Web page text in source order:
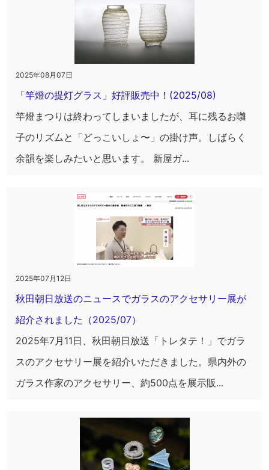
2025年08月07日
「竿燈の提灯グラス」好評販売中！(2025/08)
竿燈まつりは終わってしまいましたが、耳に残るお囃
子のリズムと「どっこいしょ〜」の掛け声。しばらく
余韻を楽しみたいと思います。 新屋ガ...
2025年07月12日
秋田朝日放送のニュースでガラスのアクセサリー展が
紹介されました（2025/07）
2025年7月11日、秋田朝日放送「トレタテ！」でガラ
スのアクセサリー展を紹介いただきました。県内外の
ガラス作家のアクセサリー、約500点を展示販...